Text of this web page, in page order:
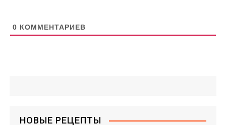
0 КОММЕНТАРИЕВ
НОВЫЕ РЕЦЕПТЫ